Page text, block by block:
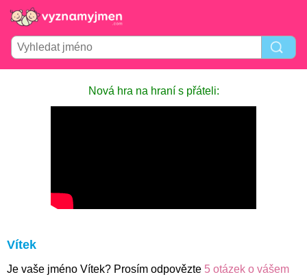
Nová hra na hraní s přáteli:
Vítek
Je vaše jméno Vítek? Prosím odpovězte 5 otázek o vášem